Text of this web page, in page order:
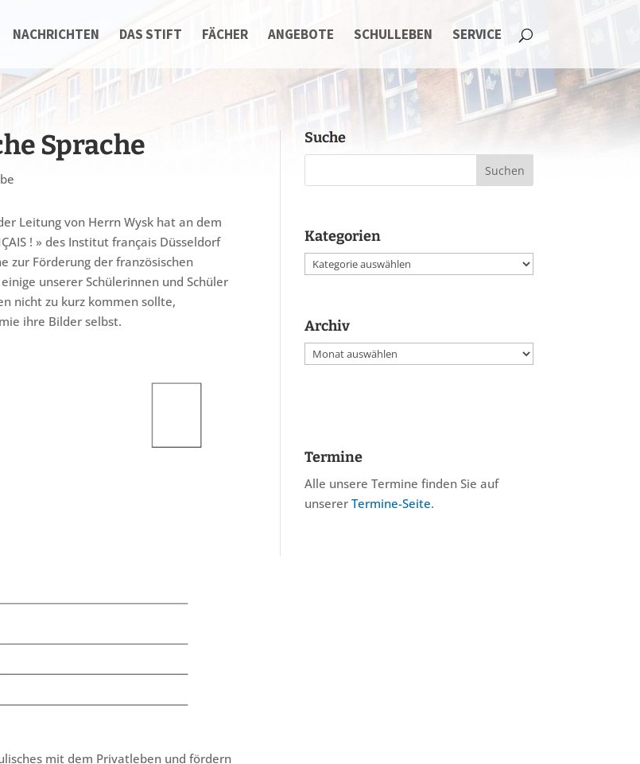
NACHRICHTEN DAS STIFT FÄCHER ANGEBOTE SCHULLEBEN SERVICE
Sprache
Leitung von Herrn Wysk hat an dem
! » des Institut français Düsseldorf
zur Förderung der französischen
unserer Schülerinnen und Schüler
nicht zu kurz kommen sollte,
ihre Bilder selbst.
mit dem Privatleben und fördern
Suche
Kategorien
Kategorien
Archiv
Archiv
Termine
Alle unsere Termine finden Sie auf
unserer Termine-Seite.